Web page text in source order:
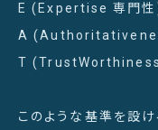
E (Expertise 専門性
A
T
このような基準を設け